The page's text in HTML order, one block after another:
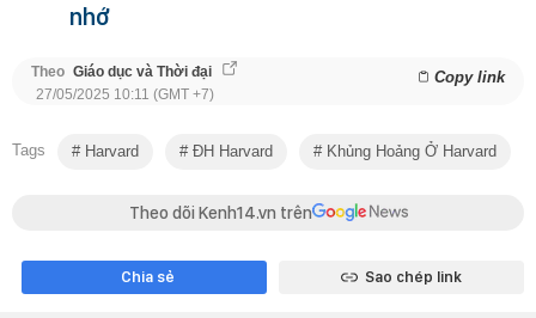
nhớ
Theo Giáo dục và Thời đại Copy link
27/05/2025 10:11 (GMT +7)
Tags Harvard ĐH Harvard Khủng Hoảng Ở Harvard
Theo dõi Kenh14.vn trên
Chia sẻ Sao chép link